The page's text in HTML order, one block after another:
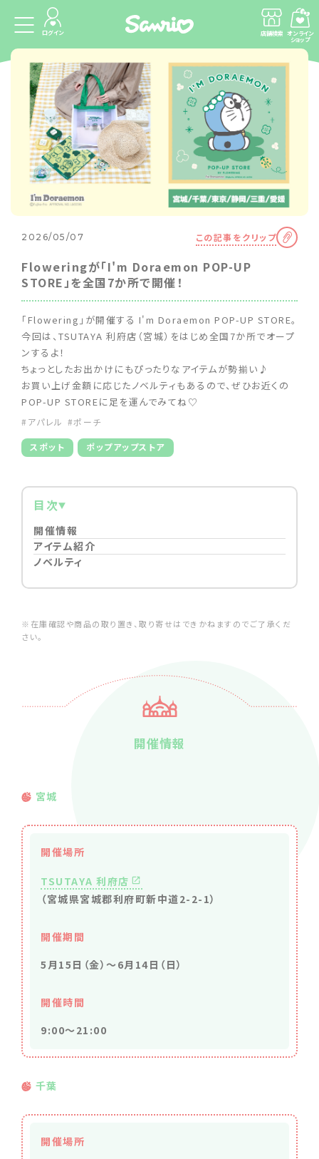
ログイン 店舗検索 オンライン
ショップ
2026/05/07 この記事をクリップ
Floweringが「I'm Doraemon POP-UP
STORE」を全国7か所で開催！
「Flowering」が開催する I'm Doraemon POP-UP STORE。
今回は、TSUTAYA 利府店（宮城）をはじめ全国7か所でオープ
ンするよ！
ちょっとしたお出かけにもぴったりなアイテムが勢揃い♪
お買い上げ金額に応じたノベルティもあるので、ぜひお近くの
POP-UP STOREに足を運んでみてね♡
#アパレル #ポーチ
スポット ポップアップストア
目次
開催情報
アイテム紹介
ノベルティ
※在庫確認や商品の取り置き、取り寄せはできかねますのでご了承くだ
さい。
開催情報
宮城
開催場所
TSUTAYA 利府店
（宮城県宮城郡利府町新中道2-2-1）
開催期間
5月15日（金）〜6月14日（日）
開催時間
9:00～21:00
千葉
開催場所